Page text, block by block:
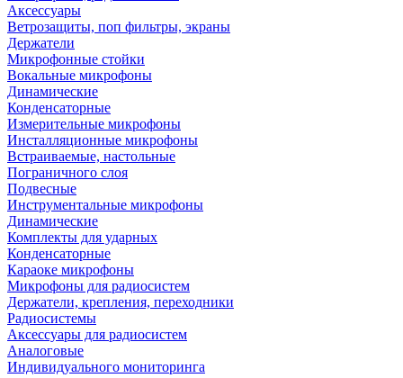
Аксессуары
Ветрозащиты, поп фильтры, экраны
Держатели
Микрофонные стойки
Вокальные микрофоны
Динамические
Конденсаторные
Измерительные микрофоны
Инсталляционные микрофоны
Встраиваемые, настольные
Пограничного слоя
Подвесные
Инструментальные микрофоны
Динамические
Комплекты для ударных
Конденсаторные
Караоке микрофоны
Микрофоны для радиосистем
Держатели, крепления, переходники
Радиосистемы
Аксессуары для радиосистем
Аналоговые
Индивидуального мониторинга